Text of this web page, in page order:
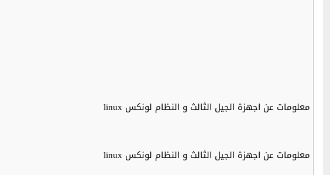
معلومات عن اجهزة الجيل الثالث و النظام لونكس linux
معلومات عن اجهزة الجيل الثالث و النظام لونكس linux